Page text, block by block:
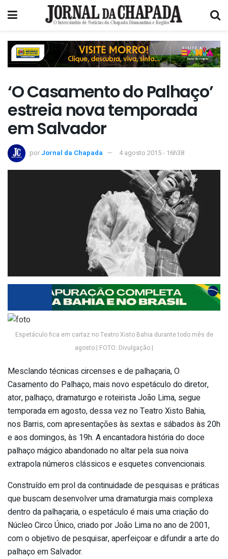
‘O Casamento do Palhaço’
estreia nova temporada
em Salvador
por Jornal da Chapada 4 agosto 2015 - 16h38
Espetáculo fica em cartaz no Teatro Xisto Bahia durante todo mês de
agosto | FOTO: Divulgação |
Mesclando técnicas circenses e de palhaçaria, O
Casamento do Palhaço, mais novo espetáculo do diretor,
ator, palhaço, dramaturgo e roteirista João Lima, segue
temporada em agosto, dessa vez no Teatro Xisto Bahia,
nos Barris, com apresentações às sextas e sábados às 20h
e aos domingos, às 19h. A encantadora história do doce
palhaço mágico abandonado no altar pela sua noiva
extrapola números clássicos e esquetes convencionais.
Construído em prol da continuidade de pesquisas e práticas
que buscam desenvolver uma dramaturgia mais complexa
dentro da palhaçaria, o espetáculo é mais uma criação do
Núcleo Circo Único, criado por João Lima no ano de 2001,
com o objetivo de pesquisar, aperfeiçoar e difundir a arte do
palhaço em Salvador.